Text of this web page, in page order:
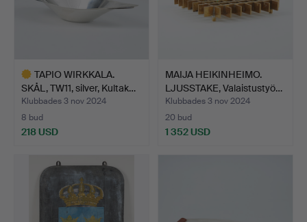
TAPIO WIRKKALA.
SKÅL, TW11, silver, Kultak…
Klubbades 3 nov 2024
8 bud
218 USD
föremål
MAIJA HEIKINHEIMO.
LJUSSTAKE, Valaistustyö…
Klubbades 3 nov 2024
20 bud
1 352 USD